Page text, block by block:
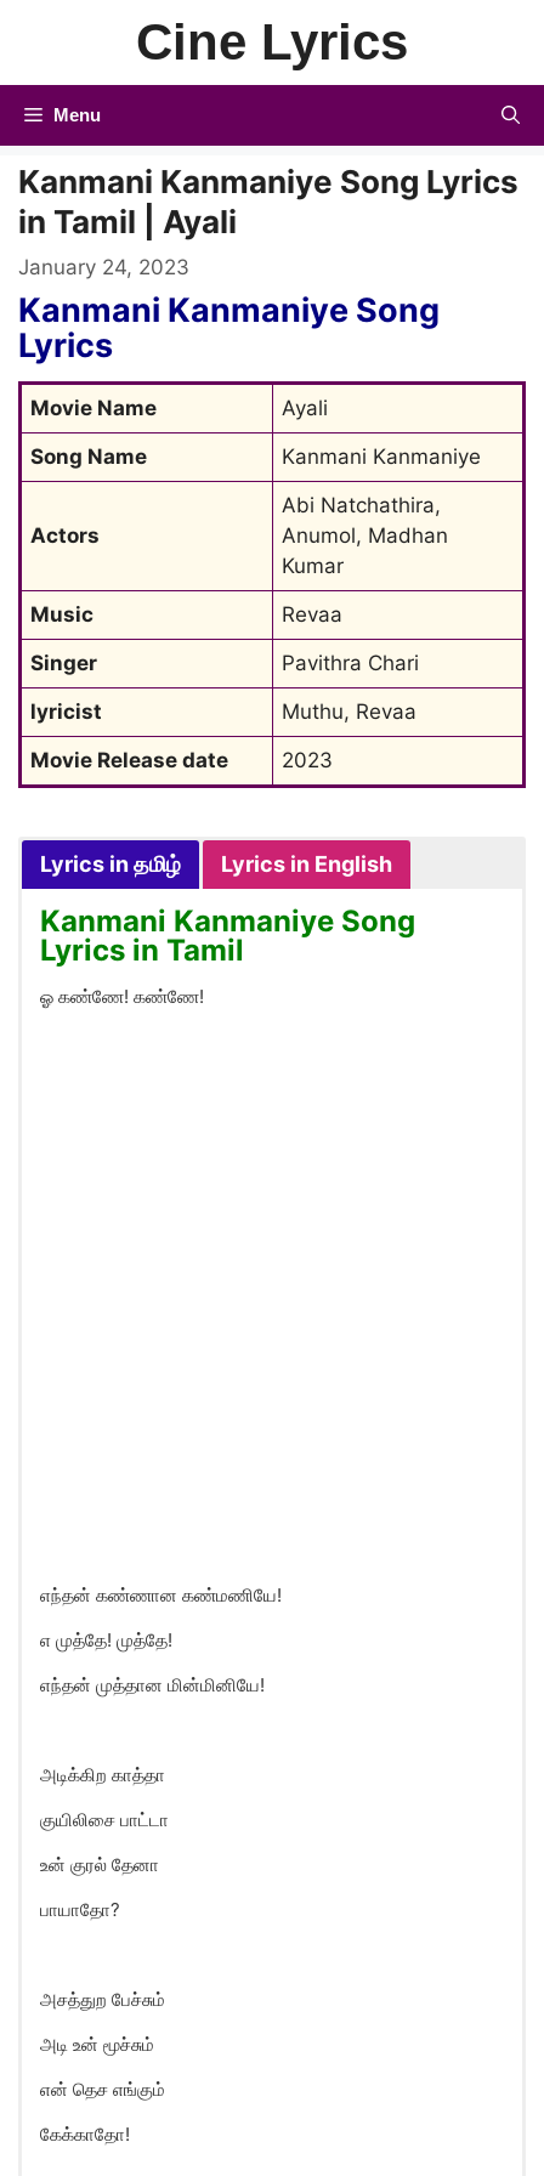
Cine Lyrics
Menu
Kanmani Kanmaniye Song Lyrics
in Tamil | Ayali
January 24, 2023
Kanmani Kanmaniye Song
Lyrics
Movie Name
Ayali
Song Name
Kanmani Kanmaniye
Actors
Abi Natchathira,
Anumol, Madhan
Kumar
Music
Revaa
Singer
Pavithra Chari
lyricist
Muthu, Revaa
Movie Release date
2023
Lyrics in தமிழ் Lyrics in English
Kanmani Kanmaniye Song
Lyrics in Tamil
ஓ கண்ணே! கண்ணே!
எந்தன் கண்ணான கண்மணியே!
எ முத்தே! முத்தே!
எந்தன் முத்தான மின்மினியே!
அடிக்கிற காத்தா
குயிலிசை பாட்டா
உன் குரல் தேனா
பாயாதோ?
அசத்துற பேச்சும்
அடி உன் மூச்சும்
என் தெச எங்கும்
கேக்காதோ!